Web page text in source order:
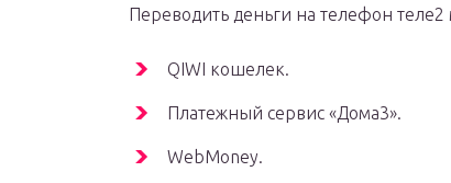
Переводить деньги на телефон
QIWI кошелек.
Платежный сервис «Дома3».
WebMoney.